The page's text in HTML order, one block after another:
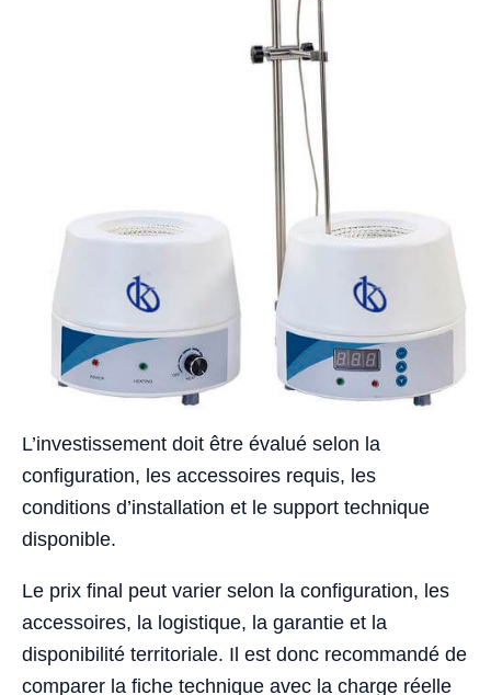
L’investissement doit être évalué selon la
configuration, les accessoires requis, les
conditions d’installation et le support technique
disponible.
Le prix final peut varier selon la configuration, les
accessoires, la logistique, la garantie et la
disponibilité territoriale. Il est donc recommandé de
comparer la fiche technique avec la charge réelle